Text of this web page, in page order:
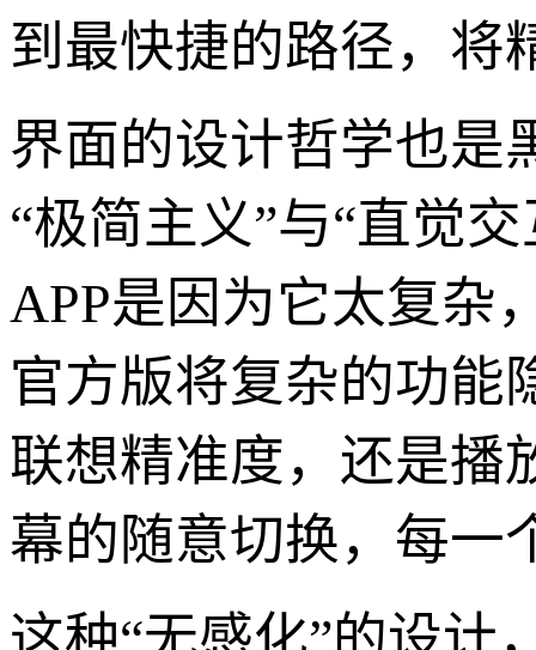
到最快捷的路径，将
界面的设计哲学也是
“极简主义”与“直觉
APP是因为它太复杂
官方版将复杂的功能
联想精准度，还是播
幕的随意切换，每一